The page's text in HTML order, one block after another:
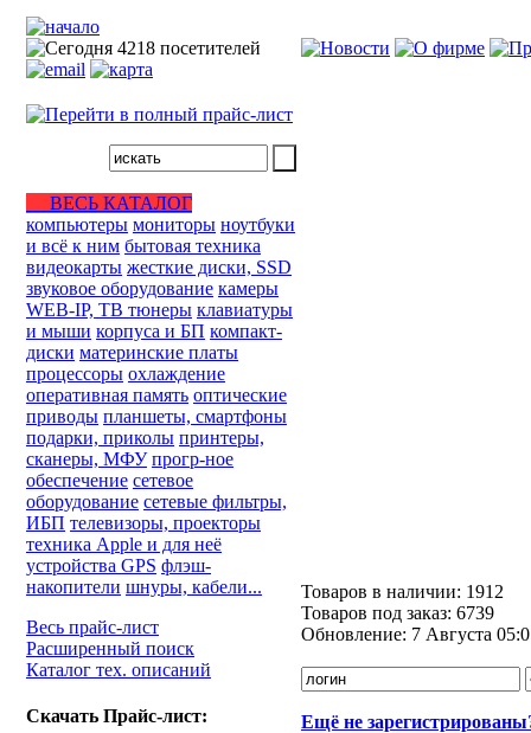
ВЕСЬ КАТАЛОГ
компьютеры мониторы ноутбуки
и всё к ним бытовая техника
видеокарты жесткие диски, SSD
звуковое оборудование камеры
WEB-IP, ТВ тюнеры клавиатуры
и мыши корпуса и БП компакт-
диски материнские платы
процессоры охлаждение
оперативная память оптические
приводы планшеты, смартфоны
подарки, приколы принтеры,
сканеры, МФУ прогр-ное
обеспечение сетевое
оборудование сетевые фильтры,
ИБП телевизоры, проекторы
техника Apple и для неё
устройства GPS флэш-
накопители шнуры, кабели...
Весь прайс-лист
Расширенный поиск
Каталог тех. описаний
Скачать Прайс-лист:
Товаров в наличии: 1912
Товаров под заказ: 6739
Обновление: 7 Августа
Ещё не